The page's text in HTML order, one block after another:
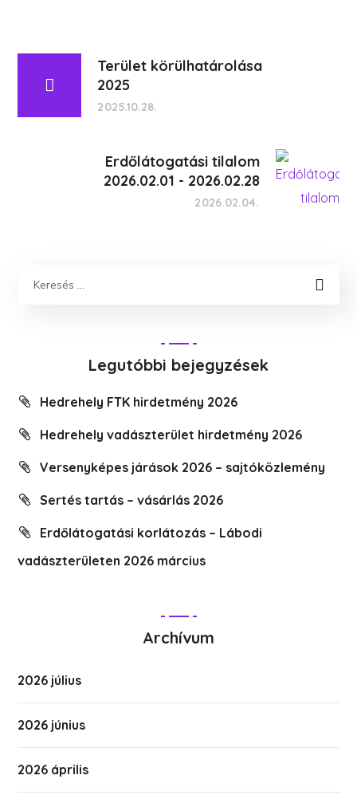
Terület körülhatárolása
2025
2025.10.28.
Erdőlátogatási tilalom
2026.02.01 - 2026.02.28
2026.02.04.
Legutóbbi bejegyzések
Hedrehely FTK hirdetmény 2026
Hedrehely vadászterület hirdetmény 2026
Versenyképes járások 2026 – sajtóközlemény
Sertés tartás – vásárlás 2026
Erdőlátogatási korlátozás – Lábodi
vadászterületen 2026 március
Archívum
2026 július
2026 június
2026 április